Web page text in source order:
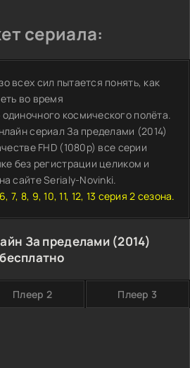
сериала:
всех сил пытается понять, как
во время
космического полёта.
сериал За пределами (2014)
FHD (1080p) все серии
без регистрации целиком и
сайте Serialy-Novinki.
7, 8, 9, 10, 11, 12, 13 серия 2 сезона.
За пределами (2014)
бесплатно
Плеер 2 Плеер 3